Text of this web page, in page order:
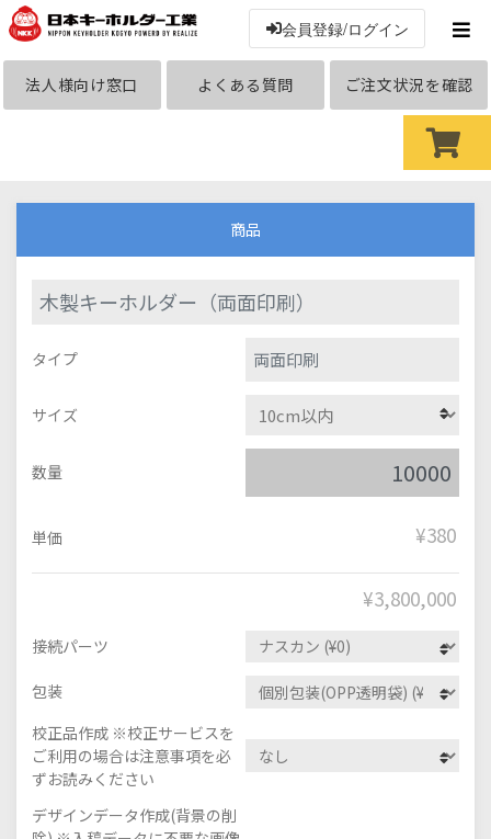
会員登録/ログイン
法人様向け窓口 よくある質問 ご注文状況を確認
商品
木製キーホルダー（両面印刷）
タイプ 両面印刷
サイズ
数量
単価 ¥380
¥3,800,000
接続パーツ
包装
校正品作成 ※校正サービスを
ご利用の場合は注意事項を必
ずお読みください
デザインデータ作成(背景の削